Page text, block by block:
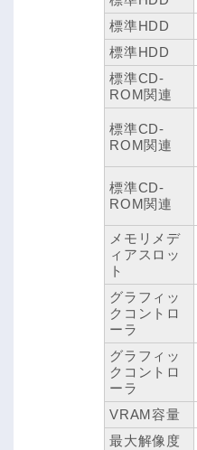
標準HDD
標準HDD
標準CD-
ROM関連
標準CD-
ROM関連
標準CD-
ROM関連
メモリメデ
ィアスロッ
ト
グラフィッ
クコントロ
ーラ
グラフィッ
クコントロ
ーラ
VRAM容量
最大解像度